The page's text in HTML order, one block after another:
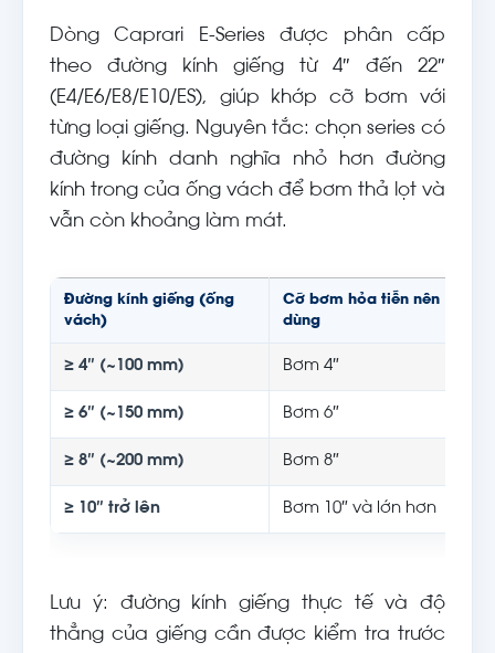
Dòng Caprari E-Series được phân cấp
theo đường kính giếng từ 4″ đến 22″
(E4/E6/E8/E10/ES), giúp khớp cỡ bơm với
từng loại giếng. Nguyên tắc: chọn series có
đường kính danh nghĩa nhỏ hơn đường
kính trong của ống vách để bơm thả lọt và
vẫn còn khoảng làm mát.
Đường kính giếng (ống
vách)
Cỡ bơm hỏa tiễn nên
dùng
≥ 4″ (~100 mm) Bơm 4″
≥ 6″ (~150 mm) Bơm 6″
≥ 8″ (~200 mm) Bơm 8″
≥ 10″ trở lên Bơm 10″ và lớn hơn
Lưu ý: đường kính giếng thực tế và độ
thẳng của giếng cần được kiểm tra trước